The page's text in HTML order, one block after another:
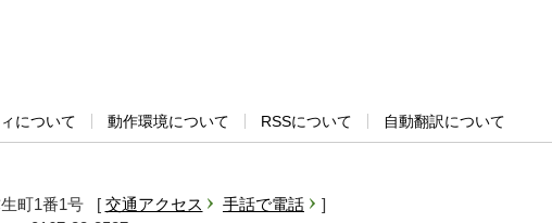
について 動作環境について RSSについて 自動翻訳について
町1番1号
交通アクセス
手話で電話